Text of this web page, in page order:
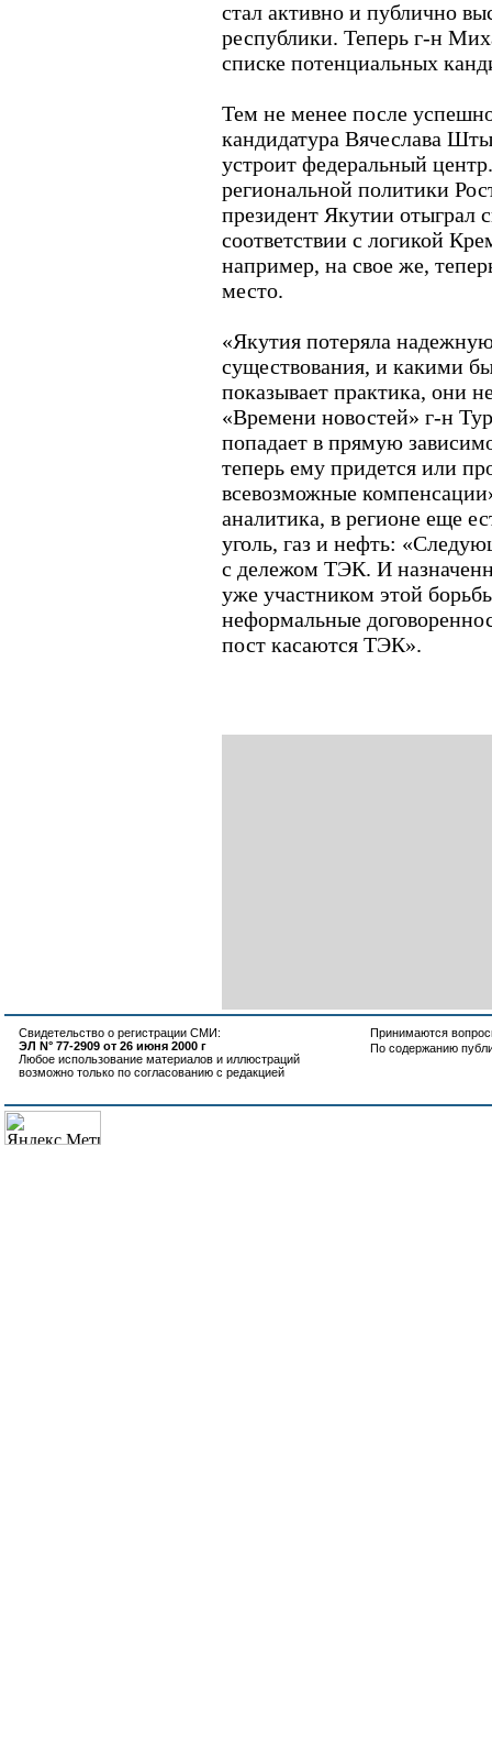
стал активно и публично
республики. Теперь г-н
списке потенциальных
Тем не менее после
кандидатура Вячеслава
устроит федеральный
региональной политики
президент Якутии отыграл
соответствии с логикой
например, на свое же,
место.
«Якутия потеряла
существования, и какими
показывает практика, они
«Времени новостей» г-н
попадает в прямую
теперь ему придется или
всевозможные
аналитика, в регионе еще
уголь, газ и нефть:
с дележом ТЭК. И
уже участником этой
неформальные
пост касаются ТЭК».
Свидетельство о регистрации СМИ:
ЭЛ N° 77-2909 от 26 июня 2000 г
Любое использование материалов и иллюстраций
возможно только по согласованию с редакцией
Принимаются
По содержанию